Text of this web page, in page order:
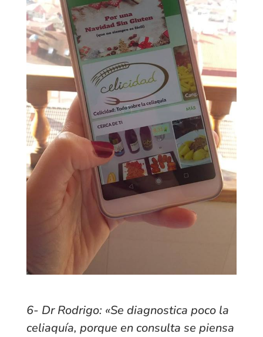
6- Dr Rodrigo: «Se diagnostica poco la
celiaquía, porque en consulta se piensa